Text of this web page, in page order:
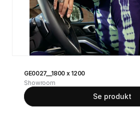
GE0027__1800 x 1200
Showroom
Se produkt